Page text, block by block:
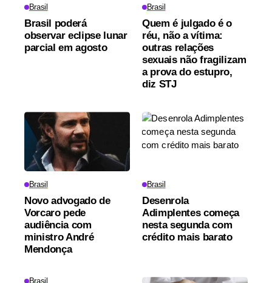
Brasil
Brasil poderá
observar eclipse lunar
parcial em agosto
Brasil
Quem é julgado é o
réu, não a vítima:
outras relações
sexuais não fragilizam
a prova do estupro,
diz STJ
Brasil
Novo advogado de
Vorcaro pede
audiência com
ministro André
Mendonça
Brasil
Desenrola
Adimplentes começa
nesta segunda com
crédito mais barato
Brasil